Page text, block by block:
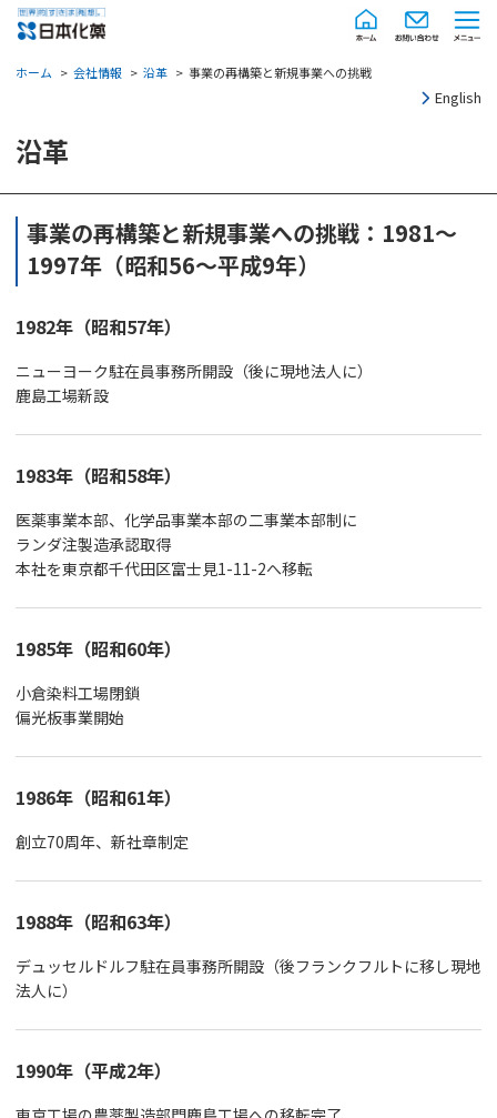
ホーム 会社情報 沿革 事業の再構築と新規事業への挑戦
English
沿革
事業の再構築と新規事業への挑戦：1981～
1997年（昭和56～平成9年）
1982年（昭和57年）
ニューヨーク駐在員事務所開設（後に現地法人に）
鹿島工場新設
1983年（昭和58年）
医薬事業本部、化学品事業本部の二事業本部制に
ランダ注製造承認取得
本社を東京都千代田区富士見1-11-2へ移転
1985年（昭和60年）
小倉染料工場閉鎖
偏光板事業開始
1986年（昭和61年）
創立70周年、新社章制定
1988年（昭和63年）
デュッセルドルフ駐在員事務所開設（後フランクフルトに移し現地
法人に）
1990年（平成2年）